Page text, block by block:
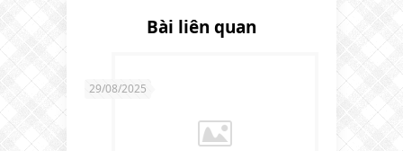
Bài liên quan
29/08/2025